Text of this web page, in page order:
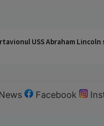
USS Abraham
Facebook